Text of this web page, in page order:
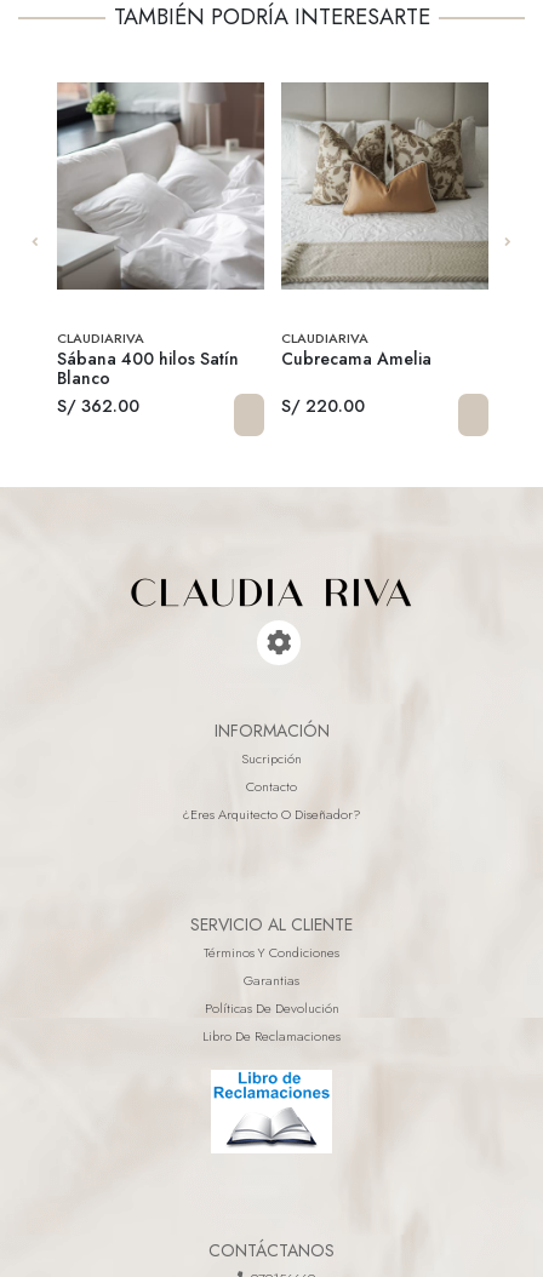
TAMBIÉN PODRÍA INTERESARTE
CLAUDIARIVA
Sábana 400 hilos Satín
Blanco
S/ 362.00
CLAUDIARIVA
Cubrecama Amelia
S/ 220.00
INFORMACIÓN
Sucripción
Contacto
¿eres Arquitecto O Diseñador?
SERVICIO AL CLIENTE
Términos Y Condiciones
Garantias
Políticas De Devolución
Libro De Reclamaciones
CONTÁCTANOS